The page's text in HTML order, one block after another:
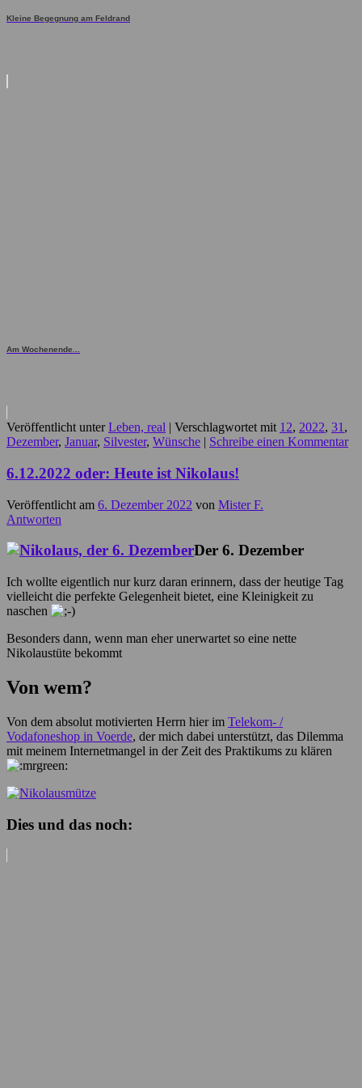
Kleine Begegnung am Feldrand
Am Wochenende...
Veröffentlicht unter Leben, real | Verschlagwortet mit 12, 2022, 31 ,
Dezember, Januar, Silvester, Wünsche | Schreibe einen Kommentar
6.12.2022 oder: Heute ist Nikolaus!
Veröffentlicht am 6. Dezember 2022 von Mister F.
Antworten
Der 6. Dezember
Ich wollte eigentlich nur kurz daran erinnern, dass der heutige Tag
vielleicht die perfekte Gelegenheit bietet, eine Kleinigkeit zu
naschen
Besonders dann, wenn man eher unerwartet so eine nette
Nikolaustüte bekommt
Von wem?
Von dem absolut motivierten Herrn hier im Telekom- /
Vodafoneshop in Voerde, der mich dabei unterstützt, das Dilemma
mit meinem Internetmangel in der Zeit des Praktikums zu klären
Dies und das noch: